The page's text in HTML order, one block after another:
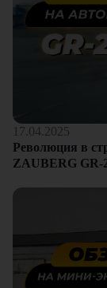
17.04.2025
Революция в
ZAUBERG GR-